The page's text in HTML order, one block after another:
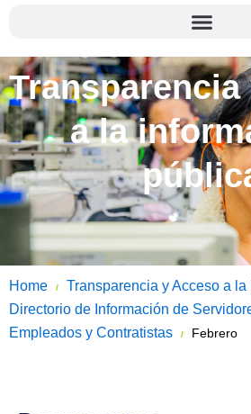
a la
Home / Transparencia y Acceso a
Directorio de Información de
Empleados y Contratistas
/ Febrero